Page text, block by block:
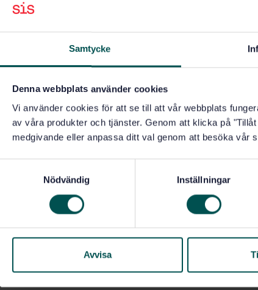
Samtycke
Denna webbplats använder cookies
Vi använder cookies för att se till att vår webbplats
av våra produkter och tjänster. Genom att klicka på
medgivande eller anpassa ditt val genom att besöka vår
Nödvändig Inställningar
Avvisa